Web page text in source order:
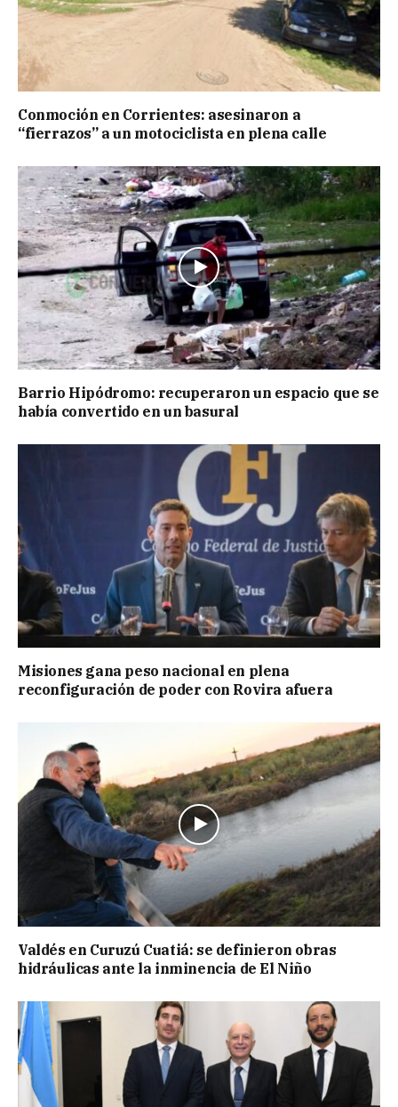
Conmoción en Corrientes: asesinaron a
“fierrazos” a un motociclista en plena calle
Barrio Hipódromo: recuperaron un espacio que se
había convertido en un basural
Misiones gana peso nacional en plena
reconfiguración de poder con Rovira afuera
Valdés en Curuzú Cuatiá: se definieron obras
hidráulicas ante la inminencia de El Niño